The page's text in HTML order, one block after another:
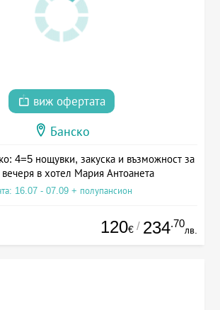
виж офертата
Банско
4=5 нощувки, закуска и възможност за
в хотел Мария Антоанета
16.07 - 07.09 + полупансион
120€ / 234.70
лв.